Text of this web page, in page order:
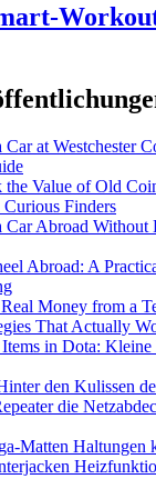
Car at Westchester
Value of Old
Finders
Car Abroad
Abroad: A
Money from a
That Actually
in Dota: Kleine
den Kulissen
die
Matten Haltungen